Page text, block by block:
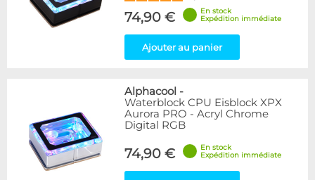
74,90 €
En stock
Expédition immédiate
Ajouter au panier
Alphacool -
Waterblock CPU Eisblock XPX
Aurora PRO - Acryl Chrome
Digital RGB
74,90 €
En stock
Expédition immédiate